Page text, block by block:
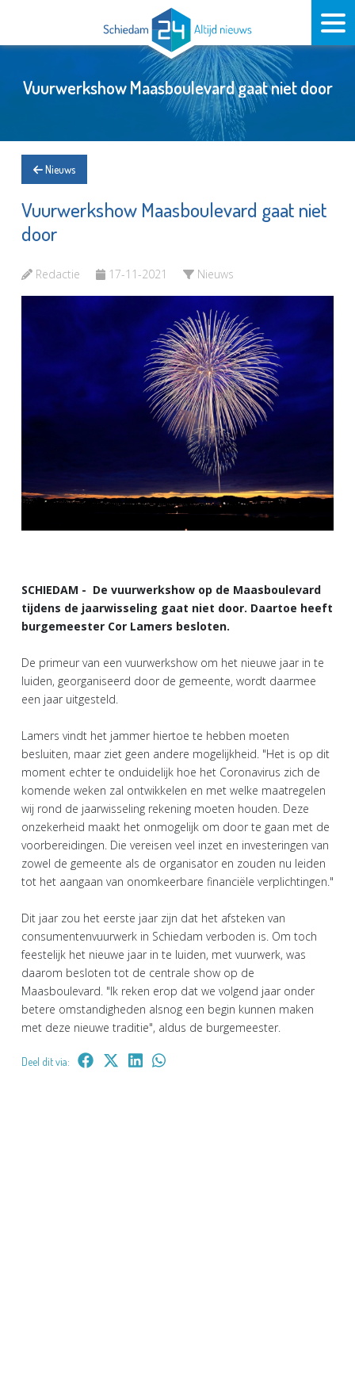
Vuurwerkshow Maasboulevard gaat niet door
Nieuws
Vuurwerkshow Maasboulevard gaat niet
door
Redactie 17-11-2021 Nieuws
SCHIEDAM - De vuurwerkshow op de Maasboulevard
tijdens de jaarwisseling gaat niet door. Daartoe heeft
burgemeester Cor Lamers besloten.
De primeur van een vuurwerkshow om het nieuwe jaar in te
luiden, georganiseerd door de gemeente, wordt daarmee
een jaar uitgesteld.
Lamers vindt het jammer hiertoe te hebben moeten
besluiten, maar ziet geen andere mogelijkheid. "Het is op dit
moment echter te onduidelijk hoe het Coronavirus zich de
komende weken zal ontwikkelen en met welke maatregelen
wij rond de jaarwisseling rekening moeten houden. Deze
onzekerheid maakt het onmogelijk om door te gaan met de
voorbereidingen. Die vereisen veel inzet en investeringen van
zowel de gemeente als de organisator en zouden nu leiden
tot het aangaan van onomkeerbare financiële verplichtingen."
Dit jaar zou het eerste jaar zijn dat het afsteken van
consumentenvuurwerk in Schiedam verboden is. Om toch
feestelijk het nieuwe jaar in te luiden, met vuurwerk, was
daarom besloten tot de centrale show op de
Maasboulevard. "Ik reken erop dat we volgend jaar onder
betere omstandigheden alsnog een begin kunnen maken
met deze nieuwe traditie", aldus de burgemeester.
Deel dit via: